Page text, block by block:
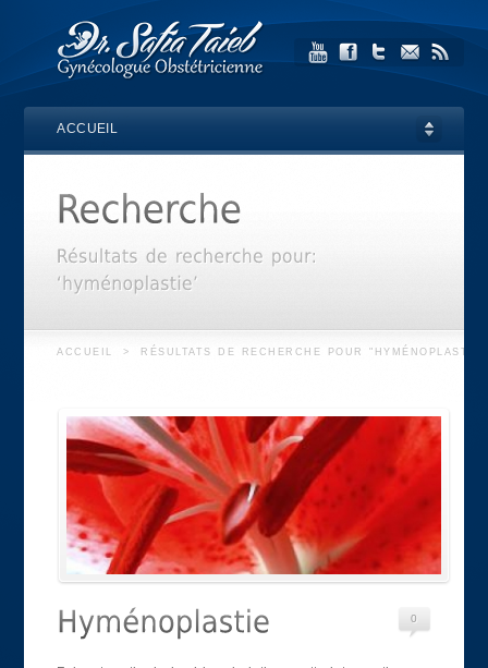
ACCUEIL
ACCUEIL > RÉSULTATS DE RECHERCHE POUR "HYMÉNOPLASTIE"
0